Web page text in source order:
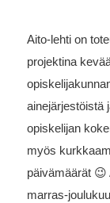
Aito-lehti on
projektina
ainejärjestöistä
opiskelijan
myös
päivämäärät
marras-